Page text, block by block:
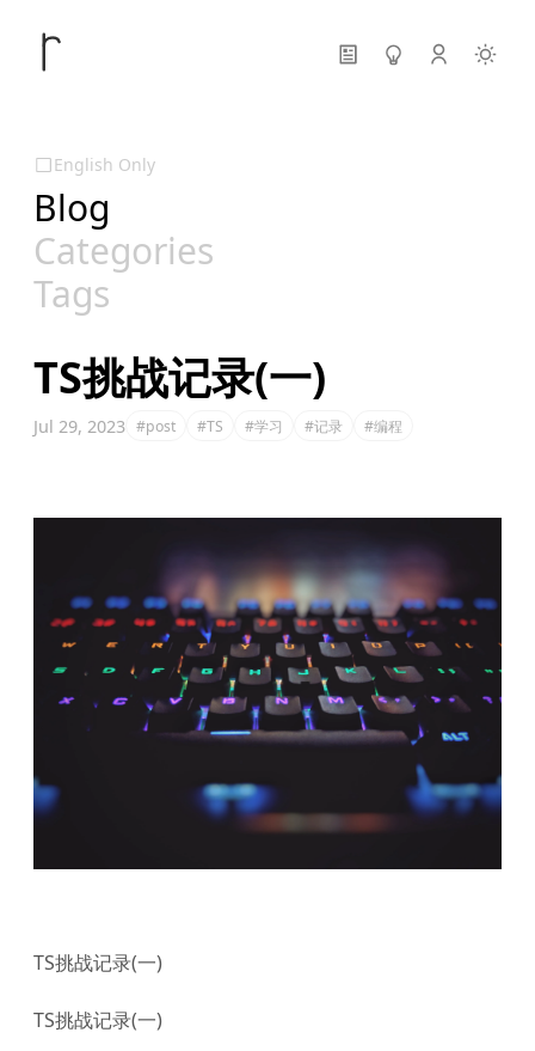
English Only
Blog
Categories
Tags
TS挑战记录(一)
Jul 29, 2023 #post #TS #学习 #记录 #编程
TS挑战记录(一)
TS挑战记录(一)